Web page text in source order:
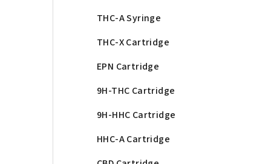
THC-A Syringe
THC-X Cartridge
EPN Cartridge
9H-THC Cartridge
9H-HHC Cartridge
HHC-A Cartridge